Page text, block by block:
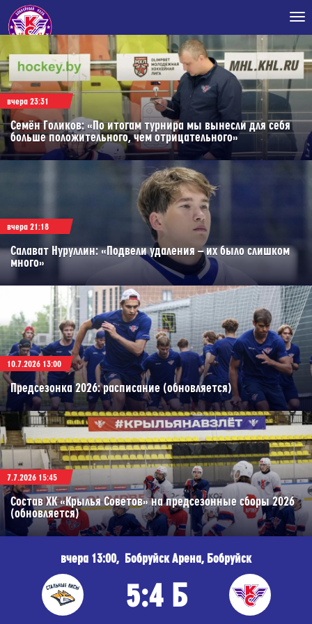
вчера 23:31
Семён Голиков: «По итогам турнира мы вынесли для себя
больше положительного, чем отрицательного»
вчера 21:18
Салават Нуруллин: «Подвели удаления – их было слишком
много»
10.7.2026 13:00
Предсезонка 2026: расписание (обновляется)
7.7.2026 15:45
Состав ХК «Крылья Советов» на предсезонные сборы 2026
(обновляется)
вчера 13:00, Бобруйск Арена, Бобруйск
5:4 Б